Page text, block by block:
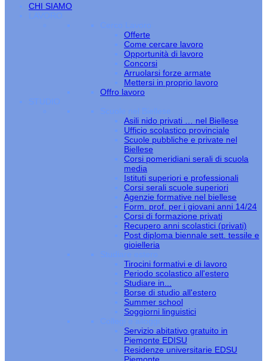
CHI SIAMO
LAVORO
Cerco Lavoro
Offerte
Come cercare lavoro
Opportunità di lavoro
Concorsi
Arruolarsi forze armate
Mettersi in proprio lavoro
Offro lavoro
STUDIO
Scuole nel Biellese
Asili nido privati … nel Biellese
Ufficio scolastico provinciale
Scuole pubbliche e private nel
Biellese
Corsi pomeridiani serali di scuola
media
Istituti superiori e professionali
Corsi serali scuole superiori
Agenzie formative nel biellese
Form. prof. per i giovani anni 14/24
Corsi di formazione privati
Recupero anni scolastici (privati)
Post diploma biennale sett. tessile e
gioielleria
Studiare estero
Tirocini formativi e di lavoro
Periodo scolastico all'estero
Studiare in...
Borse di studio all'estero
Summer school
Soggiorni linguistici
Collegi e alloggi
Servizio abitativo gratuito in
Piemonte EDISU
Residenze universitarie EDSU